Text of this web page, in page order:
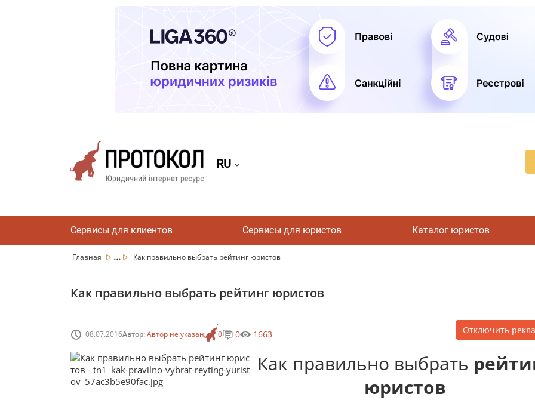
RU
Сервисы для клиентов Сервисы для юристов Каталог юристов
Главная ... Как правильно выбрать рейтинг юристов
Как правильно выбрать рейтинг юристов
08.07.2016Автор:Автор не указан 0 0 1663 Отключить
Как правильно выбрать
юристов